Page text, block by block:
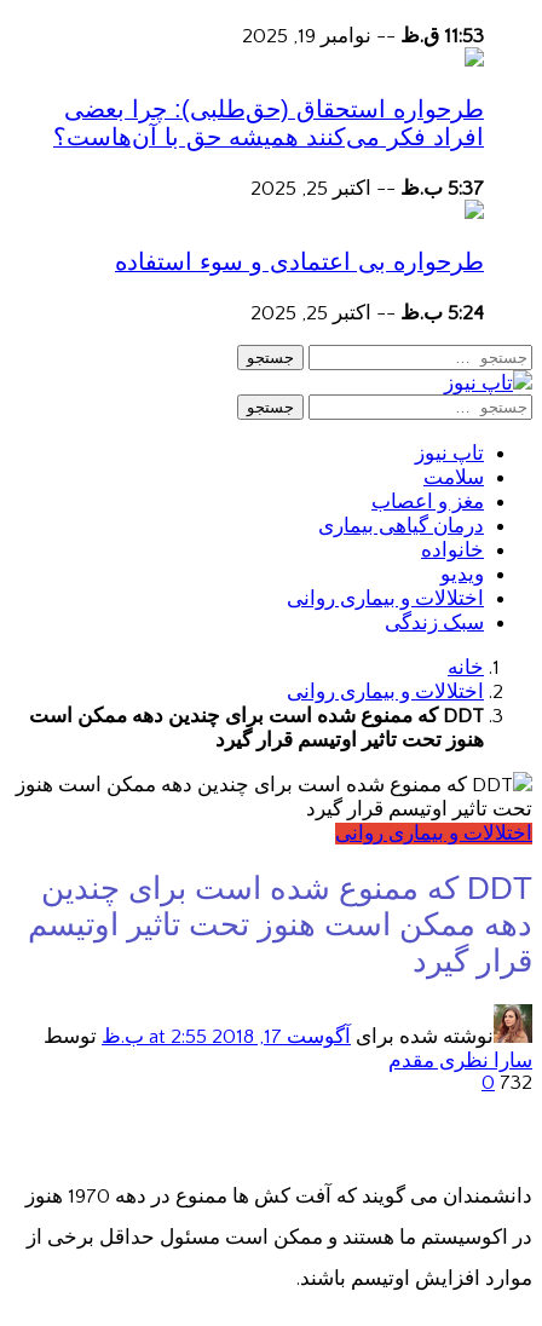
11:53 ق.ظ -- نوامبر 19, 2025
طرحواره استحقاق (حق‌طلبی): چرا بعضی
افراد فکر می‌کنند همیشه حق با آن‌هاست؟
5:37 ب.ظ -- اکتبر 25, 2025
طرحواره بی اعتمادی و سوء استفاده
5:24 ب.ظ -- اکتبر 25, 2025
جستجو
جستجو
تاپ نیوز
سلامت
مغز و اعصاب
درمان گیاهی بیماری
خانواده
ویدیو
اختلالات و بیماری روانی
سبک زندگی
خانه
اختلالات و بیماری روانی
DDT که ممنوع شده است برای چندین دهه ممکن است
هنوز تحت تاثیر اوتیسم قرار گیرد
اختلالات و بیماری روانی
DDT که ممنوع شده است برای چندین
دهه ممکن است هنوز تحت تاثیر اوتیسم
قرار گیرد
نوشته شده برای آگوست 17, 2018 at 2:55 ب.ظ
توسط
سارا نظری مقدم
732
0
دانشمندان می گویند که آفت کش ها ممنوع در دهه 1970 هنوز
در اکوسیستم ما هستند و ممکن است مسئول حداقل برخی از
موارد افزایش اوتیسم باشند.